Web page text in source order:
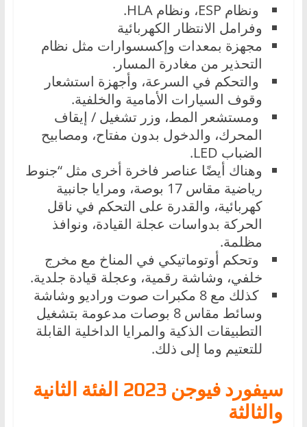
ونظام ESP، ونظام HLA.
وفرامل الانتظار الكهربائية
مجهزة بمعدات وإكسسوارات مثل نظام
التحذير من مغادرة المسار.
والتحكم في السرعة، وأجهزة استشعار
وقوف السيارات الأمامية والخلفية.
ومستشعر المط، وزر تشغيل / إيقاف
المحرك، والدخول بدون مفتاح، ومصابيح
الضباب LED.
وهناك أيضًا عناصر فاخرة أخرى مثل “جنوط
رياضية مقاس 17 بوصة، ومرايا جانبية
كهربائية، والقدرة على التحكم في ناقل
الحركة بدواسات عجلة القيادة، ونوافذ
مظلمة.
وتحكم أوتوماتيكي في المناخ مع مخرج
خلفي، وشاشة رقمية، وعجلة قيادة جلدية.
كذلك مع 8 مكبرات صوت وراديو وشاشة
وسائط مقاس 8 بوصات مدعومة بتشغيل
التطبيقات الذكية والمرايا الداخلية القابلة
للتعتيم وما إلى ذلك.
سيفورد فيوجن 2023 الفئة الثانية
والثالثة